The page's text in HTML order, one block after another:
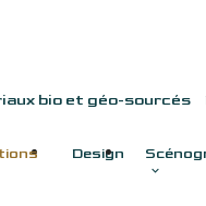
bio et géo-sourcés
Design